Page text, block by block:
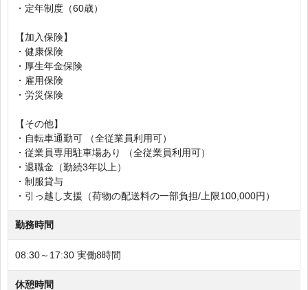
・定年制度（60歳）
【加入保険】
・健康保険
・厚生年金保険
・雇用保険
・労災保険
【その他】
・自転車通勤可 （全従業員利用可）
・従業員専用駐車場あり （全従業員利用可）
・退職金（勤続3年以上）
・制服貸与
・引っ越し支援（荷物の配送料の一部負担/上限100,000円）
勤務時間
08:30～17:30 実働8時間
休憩時間